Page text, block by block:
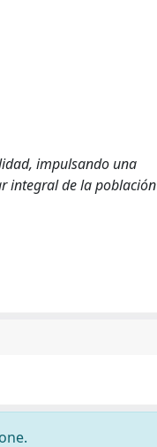
impulsando una
integral de la población